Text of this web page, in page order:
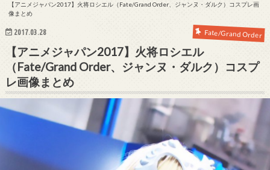
【アニメジャパン2017】火将ロシエル（Fate/Grand Order、ジャンヌ・ダルク）コスプレ画
像まとめ
2017.03.28 Fate/Grand Order
【アニメジャパン2017】火将ロシエル
（Fate/Grand Order、ジャンヌ・ダルク）コスプ
レ画像まとめ